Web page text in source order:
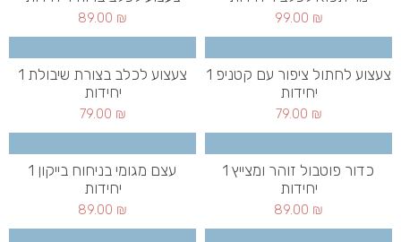
99.00 ₪
89.00 ₪
צעצוע לחתול ציפור עם קטניפ 1
יחידות
79.00 ₪
צעצוע לכלב בצורת שיבולת 1
יחידות
79.00 ₪
כדור פוטבול זוהר ומצייץ 1
יחידות
89.00 ₪
עצם מגומי בניחוח בייקון 1
יחידות
89.00 ₪